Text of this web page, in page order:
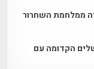
ממלחמת השחרור
הקדומה עם